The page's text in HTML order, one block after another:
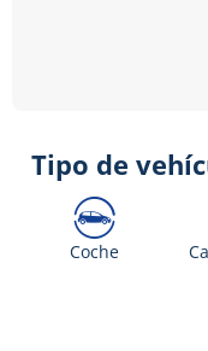
Tipo de
Coche